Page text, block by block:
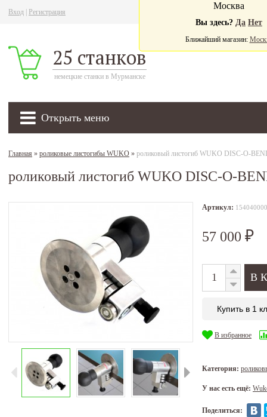
Вход Регистрация
25 станков
немецкие станки в Мурманске
Открыть меню
Москва
Вы здесь? Да Нет
Ближайший магазин:
Главная » роликовые листогибы WUKO » роликовый листогиб WUKO DISC-O-
роликовый листогиб WUKO DISC-O-
Артикул: 154040000
57 000 ₽
Купить в 1
В избранное
Категория:
У нас есть ещё:
Поделиться: